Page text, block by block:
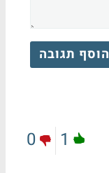
הוסף תגובה
1
0